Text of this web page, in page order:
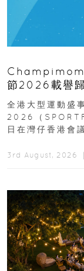
Champimom
節2026載譽
動、街舞比賽
全港大型運動盛
2026（
日在灣仔香港會
3rd August, 2026